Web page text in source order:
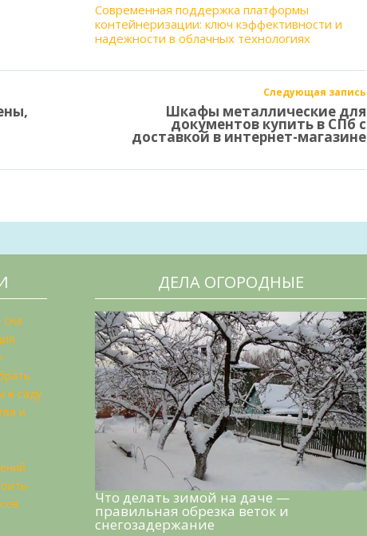
Современная поддержка платформы
контейнеризации: ключ кэффективности и
надежности в облачных технологиях
Следующая запись
Шкафы металлические для
документов купить в СПб с
доставкой в интернет-магазине
сна
в саду
и
ДЕЛА ОГОРОДНЫЕ
Что делать зимой на даче —
правильная обрезка веток и
снегозадержание